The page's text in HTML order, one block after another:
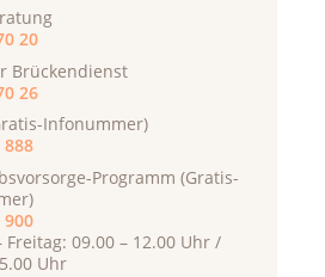
20
Brückendienst
26
Infonummer)
888
Programm (Gratis-
900
Freitag: 09.00 – 12.00 Uhr /
Uhr